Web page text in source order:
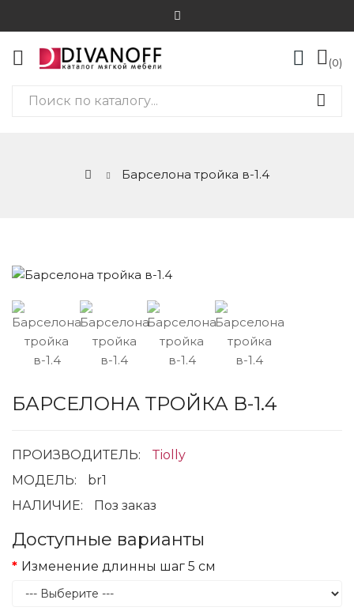
0
Барселона тройка в-1.4
БАРСЕЛОНА ТРОЙКА В-1.4
ПРОИЗВОДИТЕЛЬ:
Tiolly
МОДЕЛЬ:
br1
НАЛИЧИЕ:
Поз заказ
Доступные варианты
Изменение длинны шаг 5 см